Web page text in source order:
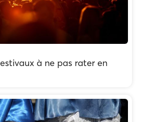
à ne pas rater en